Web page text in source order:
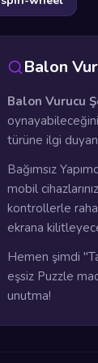
Balon
Balon Vurucu
türüne ilgi
Bağımsız
mobil
kontrollerle
ekrana
Hemen şimdi
eşsiz Puzzle
unutma!